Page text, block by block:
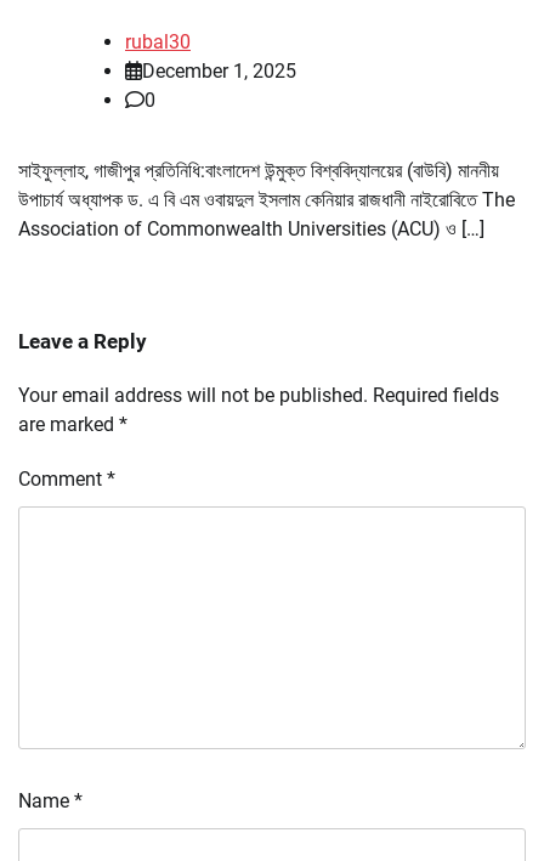
rubal30
December 1, 2025
0
সাইফুল্লাহ, গাজীপুর প্রতিনিধি:বাংলাদেশ উন্মুক্ত বিশ্ববিদ্যালয়ের (বাউবি) মাননীয়
উপাচার্য অধ্যাপক ড. এ বি এম ওবায়দুল ইসলাম কেনিয়ার রাজধানী নাইরোবিতে The
Association of Commonwealth Universities (ACU) ও […]
Leave a Reply
Your email address will not be published. Required fields
are marked *
Comment *
Name *